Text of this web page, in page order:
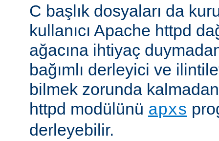
C başlık dosyaları da
kullanıcı Apache httpd
ağacına ihtiyaç
bağımlı derleyici ve
bilmek zorunda
httpd modülünü apxs
derleyebilir.